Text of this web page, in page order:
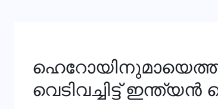
വെടിവച്ചിട്ട്